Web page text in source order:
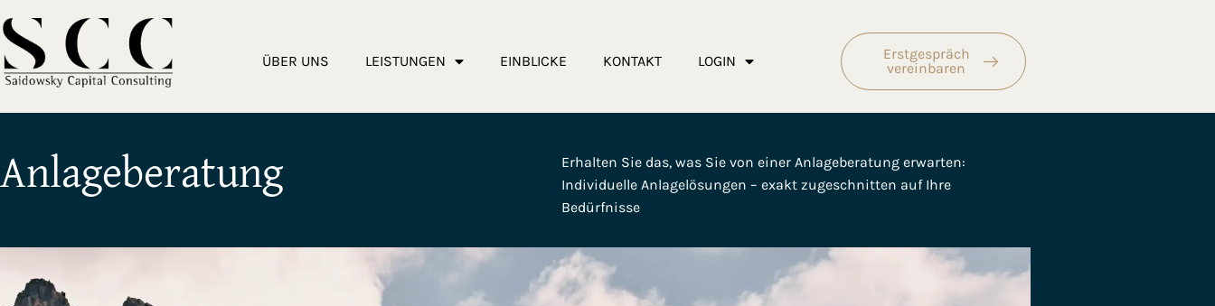
ÜBER UNS LEISTUNGEN EINBLICKE KONTAKT LOGIN
Erstgespräch
vereinbaren
Anlageberatung
Erhalten Sie das, was Sie von einer Anlageberatung erwarten:
Individuelle Anlagelösungen – exakt zugeschnitten auf Ihre
Bedürfnisse